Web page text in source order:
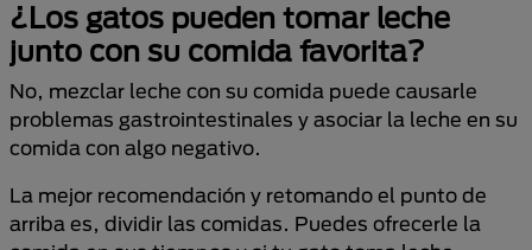
¿Los gatos pueden tomar leche
junto con su comida favorita?
No, mezclar leche con su comida puede causarle
problemas gastrointestinales y asociar la leche en su
comida con algo negativo.
La mejor recomendación y retomando el punto de
arriba es, dividir las comidas. Puedes ofrecerle la